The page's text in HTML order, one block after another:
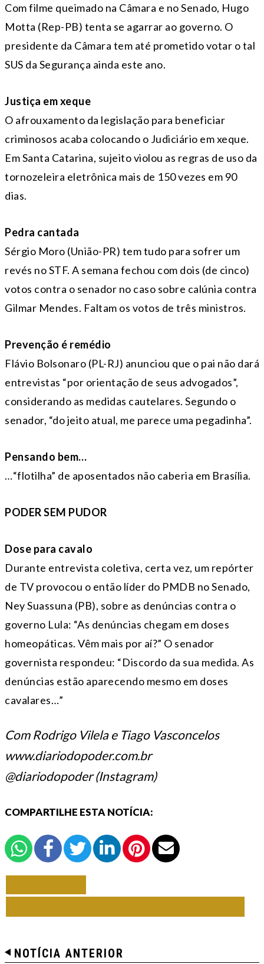
Com filme queimado na Câmara e no Senado, Hugo
Motta (Rep-PB) tenta se agarrar ao governo. O
presidente da Câmara tem até prometido votar o tal
SUS da Segurança ainda este ano.
Justiça em xeque
O afrouxamento da legislação para beneficiar
criminosos acaba colocando o Judiciário em xeque.
Em Santa Catarina, sujeito violou as regras de uso da
tornozeleira eletrônica mais de 150 vezes em 90
dias.
Pedra cantada
Sérgio Moro (União-PR) tem tudo para sofrer um
revés no STF. A semana fechou com dois (de cinco)
votos contra o senador no caso sobre calúnia contra
Gilmar Mendes. Faltam os votos de três ministros.
Prevenção é remédio
Flávio Bolsonaro (PL-RJ) anunciou que o pai não dará
entrevistas “por orientação de seus advogados”,
considerando as medidas cautelares. Segundo o
senador, “do jeito atual, me parece uma pegadinha”.
Pensando bem…
…“flotilha” de aposentados não caberia em Brasília.
PODER SEM PUDOR
Dose para cavalo
Durante entrevista coletiva, certa vez, um repórter
de TV provocou o então líder do PMDB no Senado,
Ney Suassuna (PB), sobre as denúncias contra o
governo Lula: “⁠As denúncias chegam em doses
homeopáticas. Vêm mais por aí?” O senador
governista respondeu: “⁠Discordo da sua medida. As
denúncias estão aparecendo mesmo em doses
cavalares…”
Com Rodrigo Vilela e Tiago Vasconcelos
www.diariodopoder.com.br
@diariodopoder (Instagram)
COMPARTILHE ESTA NOTÍCIA:
NOTÍCIA ANTERIOR